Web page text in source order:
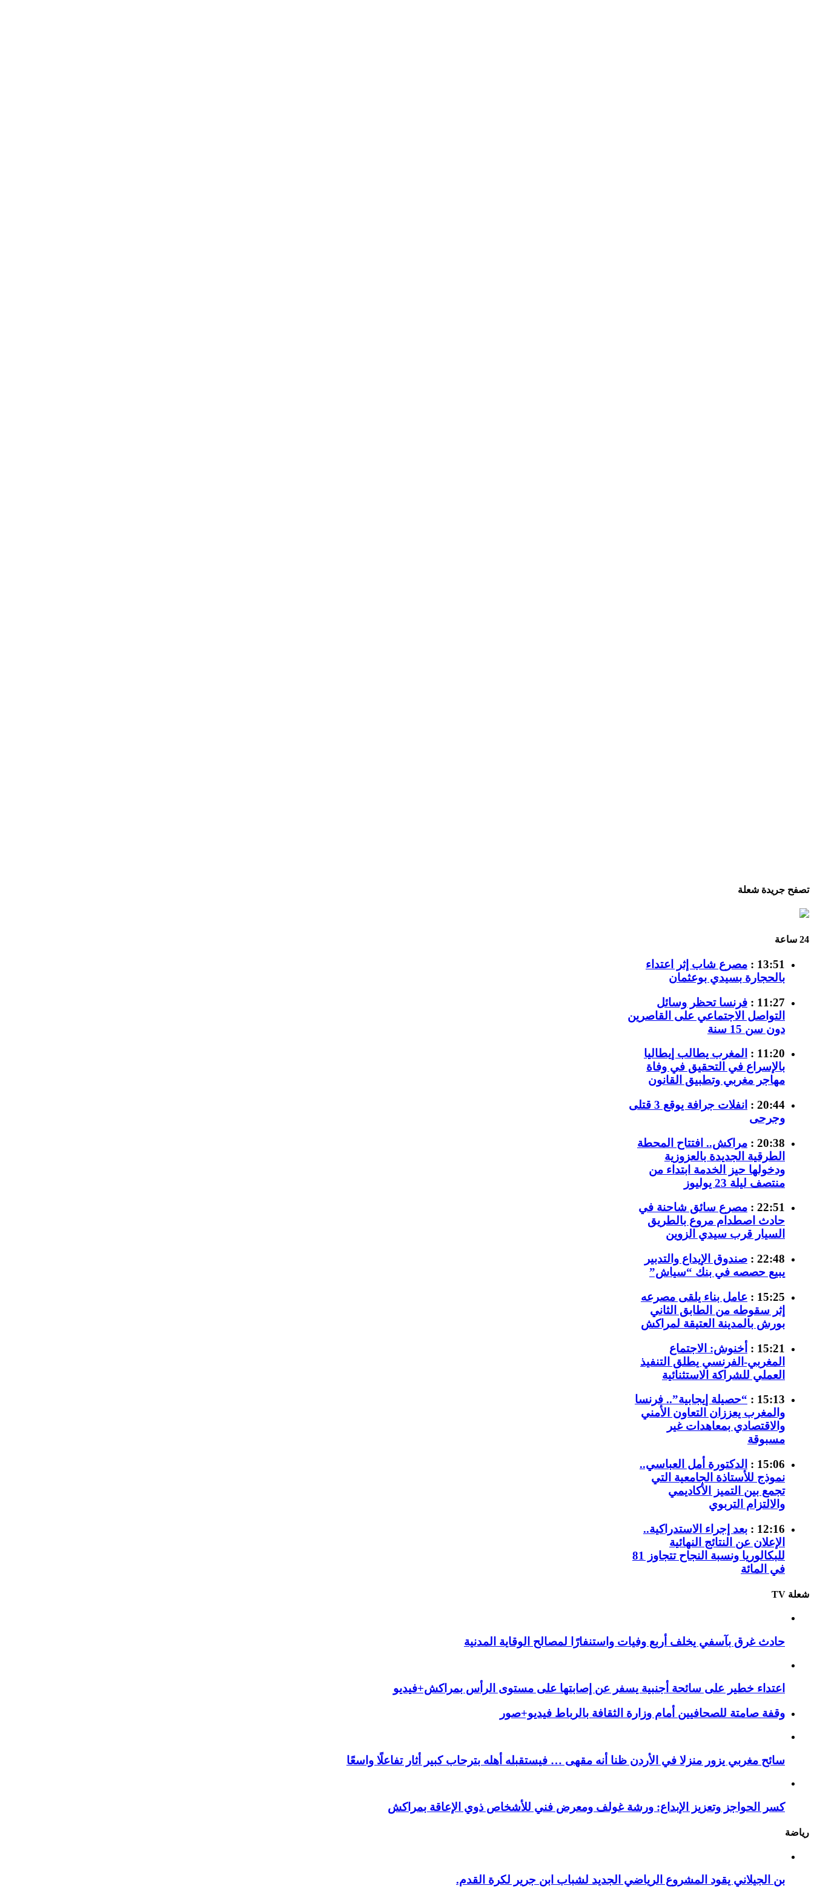
تصفح جريدة شعلة
24 ساعة
13:51 :
مصرع شاب إثر اعتداء
بالحجارة بسيدي بوعثمان
11:27 :
فرنسا تحظر وسائل
التواصل الاجتماعي على القاصرين
دون سن 15 سنة
11:20 :
المغرب يطالب إيطاليا
بالإسراع في التحقيق في وفاة
مهاجر مغربي وتطبيق القانون
20:44 :
انفلات جرافة يوقع 3 قتلى
وجرحى
20:38 :
مراكش.. افتتاح المحطة
الطرقية الجديدة بالعزوزية
ودخولها حيز الخدمة ابتداء من
منتصف ليلة 23 يوليوز
22:51 :
مصرع سائق شاحنة في
حادث اصطدام مروع بالطريق
السيار قرب سيدي الزوين
22:48 :
صندوق الإيداع والتدبير
يبيع حصصه في بنك “سياش”
15:25 :
عامل بناء يلقى مصرعه
إثر سقوطه من الطابق الثاني
بورش بالمدينة العتيقة لمراكش
15:21 :
أخنوش: الاجتماع
المغربي-الفرنسي يطلق التنفيذ
العملي للشراكة الاستثنائية
15:13 :
“حصيلة إيجابية”.. فرنسا
والمغرب يعززان التعاون الأمني
والاقتصادي بمعاهدات غير
مسبوقة
15:06 :
الدكتورة أمل العباسي..
نموذج للأستاذة الجامعية التي
تجمع بين التميز الأكاديمي
والالتزام التربوي
12:16 :
بعد إجراء الاستدراكية..
الإعلان عن النتائج النهائية
للبكالوريا ونسبة النجاح تتجاوز 81
في المائة
شعلة TV
حادث غرق بآسفي يخلف أربع وفيات واستنفارًا لمصالح الوقاية المدنية
اعتداء خطير على سائحة أجنبية يسفر عن إصابتها على مستوى الرأس بمراكش+فيديو
وقفة صامتة للصحافيين أمام وزارة الثقافة بالرباط فيديو+صور
سائح مغربي يزور منزلا في الأردن ظنا أنه مقهى … فيستقبله أهله بترحاب كبير أثار تفاعلًا واسعًا
كسر الحواجز وتعزيز الإبداع: ورشة غولف ومعرض فني للأشخاص ذوي الإعاقة بمراكش
رياضة
بن الجيلاني يقود المشروع الرياضي الجديد لشباب ابن جرير لكرة القدم.